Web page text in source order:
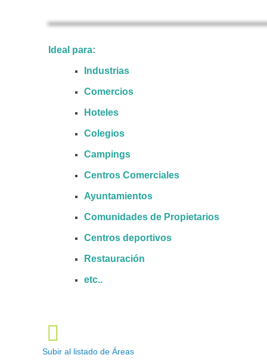
Ideal para:
Industrias
Comercios
Hoteles
Colegios
Campings
Centros Comerciales
Ayuntamientos
Comunidades de Propietarios
Centros deportivos
Restauración
etc..
Subir al listado de Áreas